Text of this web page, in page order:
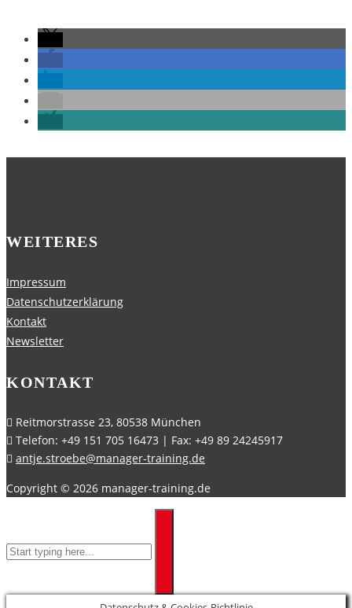
WEITERES
Impressum
Datenschutzerklärung
Kontakt
Newsletter
KONTAKT
Reitmorstrasse 23, 80538 München
Telefon: +49 151 705 16473 | Fax: +49 89 24245917
antje.stroebe@manager-training.de
Copyright © 2026 manager-training.de